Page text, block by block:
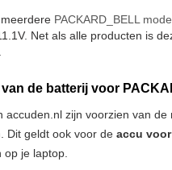
PACKARD_BELL
Net als alle producten is
de batterij voor
accuden.nl zijn voorzien van
Dit geldt ook voor de accu voor
op je laptop.